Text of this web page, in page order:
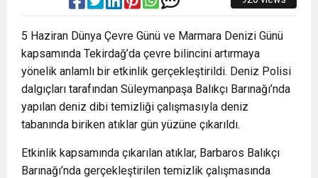
5 Haziran Dünya Çevre Günü ve Marmara Denizi Günü
kapsamında Tekirdağ’da çevre bilincini artırmaya
yönelik anlamlı bir etkinlik gerçekleştirildi. Deniz Polisi
dalgıçları tarafından Süleymanpaşa Balıkçı Barınağı’nda
yapılan deniz dibi temizliği çalışmasıyla deniz
tabanında biriken atıklar gün yüzüne çıkarıldı.
Etkinlik kapsamında çıkarılan atıklar, Barbaros Balıkçı
Barınağı’nda gerçekleştirilen temizlik çalışmasında